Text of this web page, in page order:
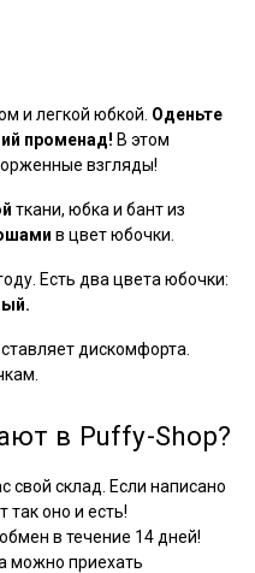
и легкой юбкой. Оденьте
променад! В этом
взгляды!
ткани, юбка и бант из
в цвет юбочки.
Есть два цвета юбочки:
дискомфорта.
в Puffy-Shop?
свой склад. Если написано
так оно и есть!
в течение 14 дней!
можно приехать